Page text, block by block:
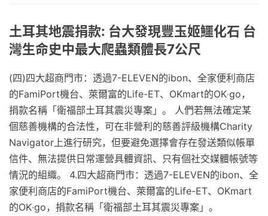
土耳其地震捐款: 台大發現豐玉姬鱷化石 台
灣生命史中最大爬蟲類體長7公尺
(四)四大超商門市：透過7-ELEVEN的ibon、全家便利商店
的FamiPort機台、萊爾富的Life-ET、OKmart的OK‧go，
捐款名稱「衛福部土耳其震災專案」。 人們若無法確定某
個慈善機構的合法性，可在非營利的慈善評級機構Charity
Navigator上進行研究，但要避免選擇會存在發送類似帳單
信件、無法提供日常運營具體資訊、只有個社交媒體帳號等
情況的組織。 4.四大超商門市：透過7-ELEVEN的ibon、全
家便利商店的FamiPort機台、萊爾富的Life-ET、OKmart
的OK‧go，捐款名稱「衛福部土耳其震災專案」。